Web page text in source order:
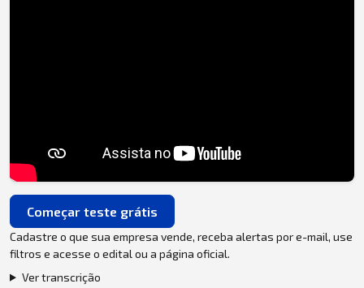
Começar teste grátis
Cadastre o que sua empresa vende, receba alertas por e-mail, use
filtros e acesse o edital ou a página oficial.
Ver transcrição